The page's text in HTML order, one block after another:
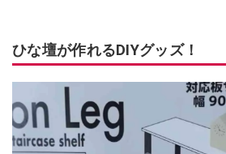
ひな壇が作れるDIYグッズ！